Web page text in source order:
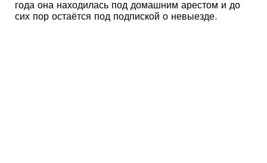
года она находилась под домашним арестом и до
сих пор остаётся под подпиской о невыезде.